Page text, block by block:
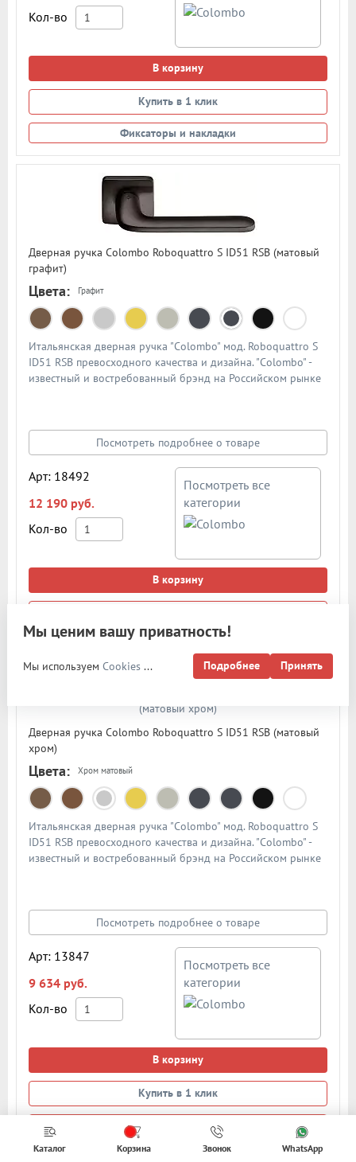
Кол-во
В корзину
Купить в 1 клик
Фиксаторы и накладки
Дверная ручка Colombo Roboquattro S ID51 RSB (матовый
графит)
Цвета: Графит
Итальянская дверная ручка "Colombo" мод. Roboquattro S
ID51 RSB превосходного качества и дизайна. "Colombo" -
известный и востребованный брэнд на Российском рынке
Посмотреть подробнее о товаре
Арт: 18492
12 190 руб.
Кол-во
Посмотреть все
категории
В корзину
Фиксаторы и накладки
Дверная ручка Colombo Roboquattro S ID51 RSB (матовый
хром)
Цвета: Хром матовый
Итальянская дверная ручка "Colombo" мод. Roboquattro S
ID51 RSB превосходного качества и дизайна. "Colombo" -
известный и востребованный брэнд на Российском рынке
Посмотреть подробнее о товаре
Арт: 13847
9 634 руб.
Кол-во
Посмотреть все
категории
В корзину
Купить в 1 клик
Фиксаторы и накладки
Каталог Корзина Звонок WhatsApp
Мы ценим вашу приватность!
Мы используем Cookies... Подробнее Принять